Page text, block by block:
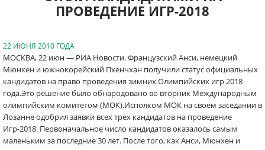
ПРОВЕДЕНИЕ ИГР-2018
22 ИЮНЯ 2010 ГОДА
МОСКВА, 22 июн — РИА Новости. Французский Анси, немецкий
Мюнхен и южнокорейский Пхенчхан получили статус официальных
кандидатов на право проведения зимних Олимпийских игр 2018
года.Это решение было обнародовано во вторник Международным
олимпийским комитетом (МОК).Исполком МОК на своем заседании в
Лозанне одобрил заявки всех трех кандидатов на проведение
Игр-2018. Первоначальное число кандидатов оказалось самым
маленьким за последние 30 лет. После того, как Анси, Мюнхен и